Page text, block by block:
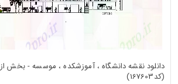
دانلود نقشه دانشگاه ، آموزشکده ، موسسه - بخش
(کد167603)